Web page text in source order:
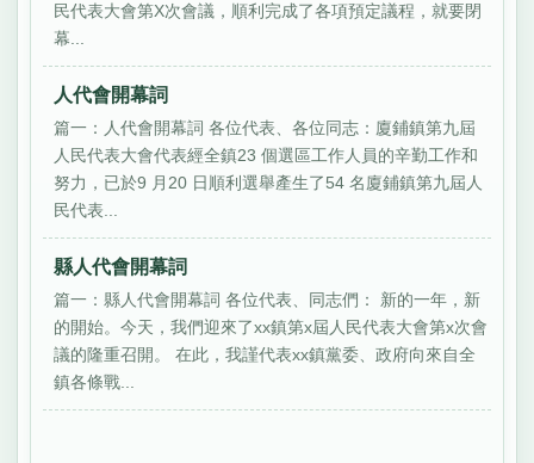
民代表大會第X次會議，順利完成了各項預定議程，就要閉
幕...
人代會開幕詞
篇一：人代會開幕詞 各位代表、各位同志：廈鋪鎮第九屆
人民代表大會代表經全鎮23 個選區工作人員的辛勤工作和
努力，已於9 月20 日順利選舉產生了54 名廈鋪鎮第九屆人
民代表...
縣人代會開幕詞
篇一：縣人代會開幕詞 各位代表、同志們： 新的一年，新
的開始。今天，我們迎來了xx鎮第x屆人民代表大會第x次會
議的隆重召開。 在此，我謹代表xx鎮黨委、政府向來自全
鎮各條戰...